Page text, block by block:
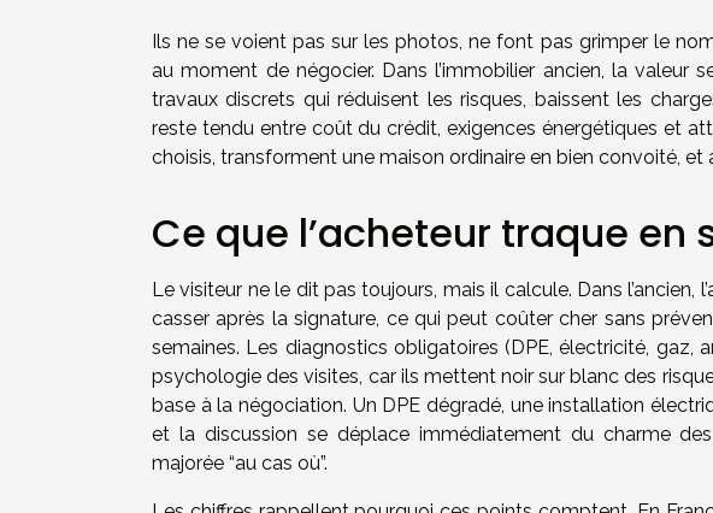
Ils ne se voient pas sur les photos, ne font pas grimper le
au moment de négocier. Dans l’immobilier ancien, la valeur
travaux discrets qui réduisent les risques, baissent les
reste tendu entre coût du crédit, exigences énergétiques et
choisis, transforment une maison ordinaire en bien convoité, et
Ce que l’acheteur traque en
Le visiteur ne le dit pas toujours, mais il calcule. Dans l’ancien,
casser après la signature, ce qui peut coûter cher sans
semaines. Les diagnostics obligatoires (DPE, électricité, gaz,
psychologie des visites, car ils mettent noir sur blanc des
base à la négociation. Un DPE dégradé, une installation
et la discussion se déplace immédiatement du charme
majorée “au cas où”.